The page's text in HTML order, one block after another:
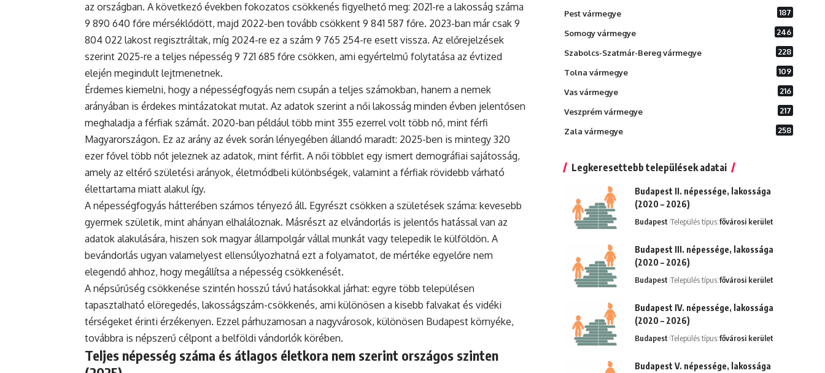
az országban. A következő években fokozatos csökkenés figyelhető meg: 2021-re a lakosság száma
9 890 640 főre mérséklődött, majd 2022-ben tovább csökkent 9 841 587 főre. 2023-ban már csak 9
804 022 lakost regisztráltak, míg 2024-re ez a szám 9 765 254-re esett vissza. Az előrejelzések
szerint 2025-re a teljes népesség 9 721 685 főre csökken, ami egyértelmű folytatása az évtized
elején megindult lejtmenetnek.
Érdemes kiemelni, hogy a népességfogyás nem csupán a teljes számokban, hanem a nemek
arányában is érdekes mintázatokat mutat. Az adatok szerint a női lakosság minden évben jelentősen
meghaladja a férfiak számát. 2020-ban például több mint 355 ezerrel volt több nő, mint férfi
Magyarországon. Ez az arány az évek során lényegében állandó maradt: 2025-ben is mintegy 320
ezer fővel több nőt jeleznek az adatok, mint férfit. A női többlet egy ismert demográfiai sajátosság,
amely az eltérő születési arányok, életmódbeli különbségek, valamint a férfiak rövidebb várható
élettartama miatt alakul így.
A népességfogyás hátterében számos tényező áll. Egyrészt csökken a születések száma: kevesebb
gyermek születik, mint ahányan elhaláloznak. Másrészt az elvándorlás is jelentős hatással van az
adatok alakulására, hiszen sok magyar állampolgár vállal munkát vagy telepedik le külföldön. A
bevándorlás ugyan valamelyest ellensúlyozhatná ezt a folyamatot, de mértéke egyelőre nem
elegendő ahhoz, hogy megállítsa a népesség csökkenését.
A népsűrűség csökkenése szintén hosszú távú hatásokkal járhat: egyre több településen
tapasztalható elöregedés, lakosságszám-csökkenés, ami különösen a kisebb falvakat és vidéki
térségeket érinti érzékenyen. Ezzel párhuzamosan a nagyvárosok, különösen Budapest környéke,
továbbra is népszerű célpont a belföldi vándorlók körében.
Teljes népesség száma és átlagos életkora nem szerint országos szinten
Pest vármegye 187
Somogy vármegye 246
Szabolcs-Szatmár-Bereg vármegye 228
Tolna vármegye 109
Vas vármegye 216
Veszprém vármegye 217
Zala vármegye 258
Legkeresettebb települések adatai
Budapest II. népessége, lakossága
(2020 – 2026)
Budapest Település típus:fővárosi kerület
Budapest III. népessége, lakossága
(2020 – 2026)
Budapest Település típus:fővárosi kerület
Budapest IV. népessége, lakossága
(2020 – 2026)
Budapest Település típus:fővárosi kerület
Budapest V. népessége, lakossága